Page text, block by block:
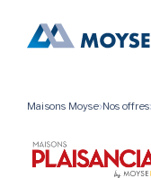
Maisons Moyse Nos offres